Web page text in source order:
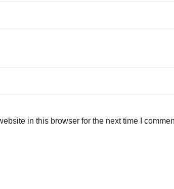
in this browser for the next time I